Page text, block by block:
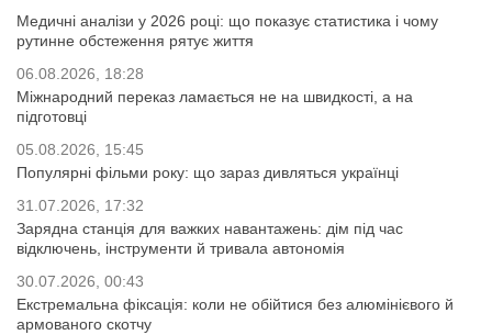
Медичні аналізи у 2026 році: що показує статистика і чому
рутинне обстеження рятує життя
06.08.2026, 18:28
Міжнародний переказ ламається не на швидкості, а на
підготовці
05.08.2026, 15:45
Популярні фільми року: що зараз дивляться українці
31.07.2026, 17:32
Зарядна станція для важких навантажень: дім під час
відключень, інструменти й тривала автономія
30.07.2026, 00:43
Екстремальна фіксація: коли не обійтися без алюмінієвого й
армованого скотчу